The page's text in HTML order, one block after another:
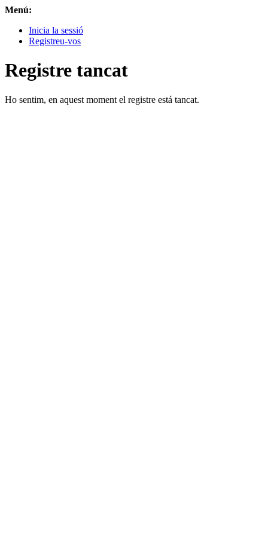
Menú:
Inicia la sessió
Registreu-vos
Registre tancat
Ho sentim, en aquest moment el registre está tancat.